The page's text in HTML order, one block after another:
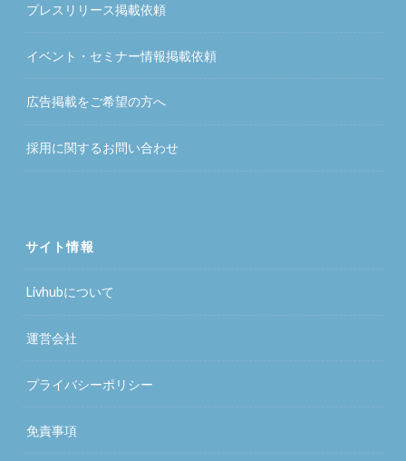
プレスリリース掲載依頼
イベント・セミナー情報掲載依頼
広告掲載をご希望の方へ
採用に関するお問い合わせ
サイト情報
Livhubについて
運営会社
プライバシーポリシー
免責事項